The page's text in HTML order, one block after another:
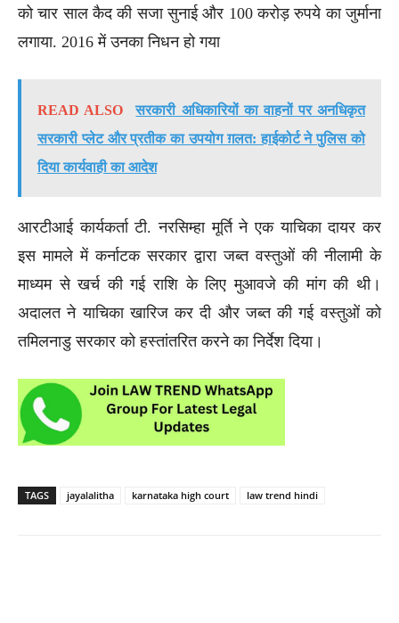
को चार साल कैद की सजा सुनाई और 100 करोड़ रुपये का जुर्माना
लगाया. 2016 में उनका निधन हो गया
READ ALSO
सरकारी अधिकारियों का वाहनों पर अनधिकृत
सरकारी प्लेट और प्रतीक का उपयोग ग़लत: हाईकोर्ट ने पुलिस को
दिया कार्यवाही का आदेश
आरटीआई कार्यकर्ता टी. नरसिम्हा मूर्ति ने एक याचिका दायर कर
इस मामले में कर्नाटक सरकार द्वारा जब्त वस्तुओं की नीलामी के
माध्यम से खर्च की गई राशि के लिए मुआवजे की मांग की थी।
अदालत ने याचिका खारिज कर दी और जब्त की गई वस्तुओं को
तमिलनाडु सरकार को हस्तांतरित करने का निर्देश दिया।
TAGS jayalalitha karnataka high court law trend hindi